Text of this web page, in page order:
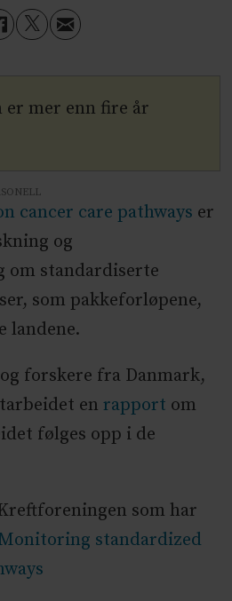
er mer enn fire år
cancer care pathways er
og
om standardiserte
som pakkeforløpene,
landene.
forskere fra Danmark,
en rapport om
følges opp i de
som har
standardized